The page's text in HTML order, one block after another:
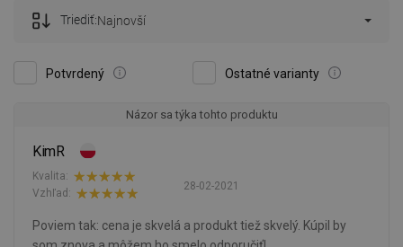
Potvrdený Ostatné varianty
Triediť:Najnovší
Názor sa týka tohto produktu
KimR
28-02-2021
Kvalita:
Vzhľad:
Poviem tak: cena je skvelá a produkt tiež skvelý. Kúpil by